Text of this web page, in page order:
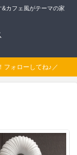
カフェ風がテーマの家
フォローしてね♪／